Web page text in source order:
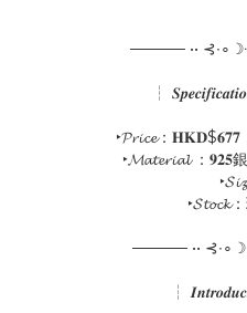
───── ••
┆
‣𝓟𝓻𝓲𝓬𝓮：
‣𝓜𝓪𝓽𝓮𝓻𝓲𝓪𝓵 ：𝟗𝟐𝟓
‣𝓢𝓽𝓸𝓬𝓴
───── ••
┆